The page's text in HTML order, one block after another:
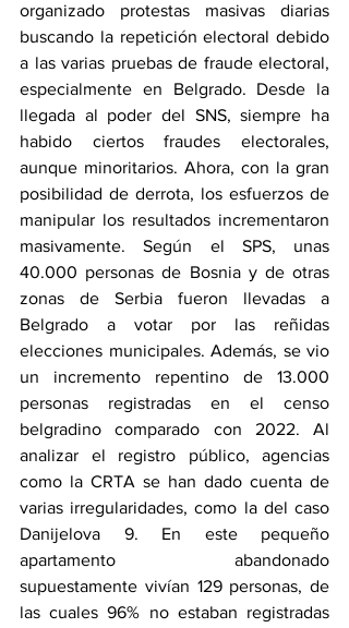
organizado protestas masivas diarias
buscando la repetición electoral debido
a las varias pruebas de fraude electoral,
especialmente en Belgrado. Desde la
llegada al poder del SNS, siempre ha
habido ciertos fraudes electorales,
aunque minoritarios. Ahora, con la gran
posibilidad de derrota, los esfuerzos de
manipular los resultados incrementaron
masivamente. Según el SPS, unas
40.000 personas de Bosnia y de otras
zonas de Serbia fueron llevadas a
Belgrado a votar por las reñidas
elecciones municipales. Además, se vio
un incremento repentino de 13.000
personas registradas en el censo
belgradino comparado con 2022. Al
analizar el registro público, agencias
como la CRTA se han dado cuenta de
varias irregularidades, como la del caso
Danijelova 9. En este pequeño
apartamento abandonado
supuestamente vivían 129 personas, de
las cuales 96% no estaban registradas